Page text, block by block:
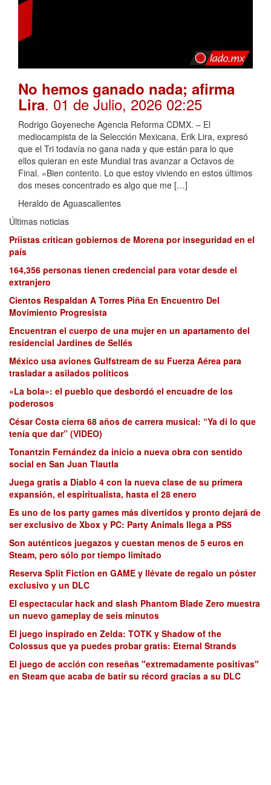
No hemos ganado nada; afirma
Lira. 01 de Julio, 2026 02:25
Rodrigo Goyeneche Agencia Reforma CDMX. – El
mediocampista de la Selección Mexicana, Erik Lira, expresó
que el Tri todavía no gana nada y que están para lo que
ellos quieran en este Mundial tras avanzar a Octavos de
Final. «Bien contento. Lo que estoy viviendo en estos últimos
dos meses concentrado es algo que me […]
Heraldo de Aguascalientes
Últimas noticias
Priistas critican gobiernos de Morena por inseguridad en el
país
164,356 personas tienen credencial para votar desde el
extranjero
Cientos Respaldan A Torres Piña En Encuentro Del
Movimiento Progresista
Encuentran el cuerpo de una mujer en un apartamento del
residencial Jardines de Sellés
México usa aviones Gulfstream de su Fuerza Aérea para
trasladar a asilados políticos
«La bola»: el pueblo que desbordó el encuadre de los
poderosos
César Costa cierra 68 años de carrera musical: “Ya di lo que
tenía que dar” (VIDEO)
Tonantzin Fernández da inicio a nueva obra con sentido
social en San Juan Tlautla
Juega gratis a Diablo 4 con la nueva clase de su primera
expansión, el espiritualista, hasta el 28 enero
Es uno de los party games más divertidos y pronto dejará de
ser exclusivo de Xbox y PC: Party Animals llega a PS5
Son auténticos juegazos y cuestan menos de 5 euros en
Steam, pero sólo por tiempo limitado
Reserva Split Fiction en GAME y llévate de regalo un póster
exclusivo y un DLC
El espectacular hack and slash Phantom Blade Zero muestra
un nuevo gameplay de seis minutos
El juego inspirado en Zelda: TOTK y Shadow of the
Colossus que ya puedes probar gratis: Eternal Strands
El juego de acción con reseñas "extremadamente positivas"
en Steam que acaba de batir su récord gracias a su DLC